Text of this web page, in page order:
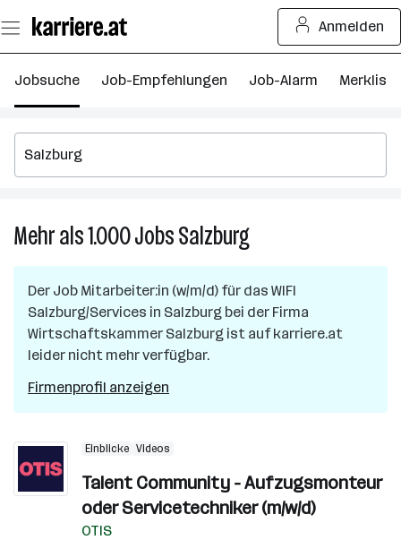
Seiteninhalt
springen
Anmelden
Jobsuche Job-Empfehlungen Job-Alarm Merkliste
Mehr als 1.000JobsSalzburgMehr
als
Jobs
in
Salzburg
Der Job Mitarbeiter:in (w/m/d) für das WIFI
Salzburg/Services in Salzburg bei der Firma
Wirtschaftskammer Salzburg ist auf karriere.at
leider nicht mehr verfügbar.
Firmenprofil anzeigen
Einblicke Videos
Talent Community - Aufzugsmonteur
oder Servicetechniker (m/w/d)
OTIS